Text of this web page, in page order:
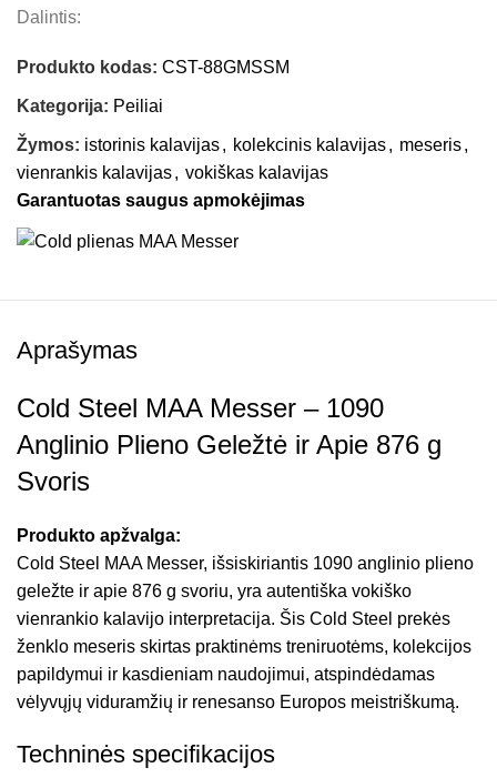
Dalintis:
Produkto kodas:CST-88GMSSM
Kategorija: Peiliai
Žymos: istorinis kalavijas, kolekcinis kalavijas, meseris,
vienrankis kalavijas, vokiškas kalavijas
Garantuotas saugus apmokėjimas
Aprašymas
Cold Steel MAA Messer – 1090
Anglinio Plieno Geležtė ir Apie 876 g
Svoris
Produkto apžvalga:
Cold Steel MAA Messer, išsiskiriantis 1090 anglinio plieno
geležte ir apie 876 g svoriu, yra autentiška vokiško
vienrankio kalavijo interpretacija. Šis Cold Steel prekės
ženklo meseris skirtas praktinėms treniruotėms, kolekcijos
papildymui ir kasdieniam naudojimui, atspindėdamas
vėlyvųjų viduramžių ir renesanso Europos meistriškumą.
Techninės specifikacijos